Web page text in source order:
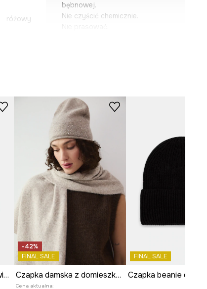
różowy
bębnowej.
Nie czyścić chemicznie.
Czapka beanie damska z wiskozą
-42%
FINAL SALE
Czapka damska z domieszką wełny z kryształkami
Cena aktualna:
FINAL SALE